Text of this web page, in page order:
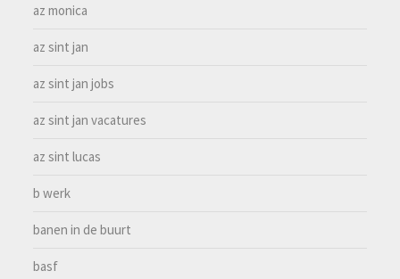
az monica
az sint jan
az sint jan jobs
az sint jan vacatures
az sint lucas
b werk
banen in de buurt
basf